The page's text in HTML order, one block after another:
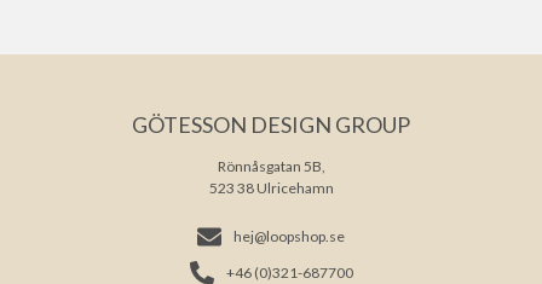
GÖTESSON DESIGN GROUP
Rönnåsgatan 5B,
523 38 Ulricehamn
hej@loopshop.se
+46 (0)321-687700